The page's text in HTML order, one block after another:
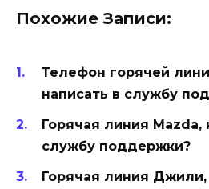
Похожие Записи:
Телефон горячей
написать в службу
Горячая линия Mazda,
службу поддержки?
Горячая линия Джили,